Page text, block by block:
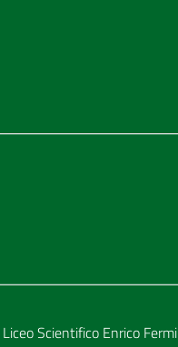
Liceo Scientifico Enrico Fermi